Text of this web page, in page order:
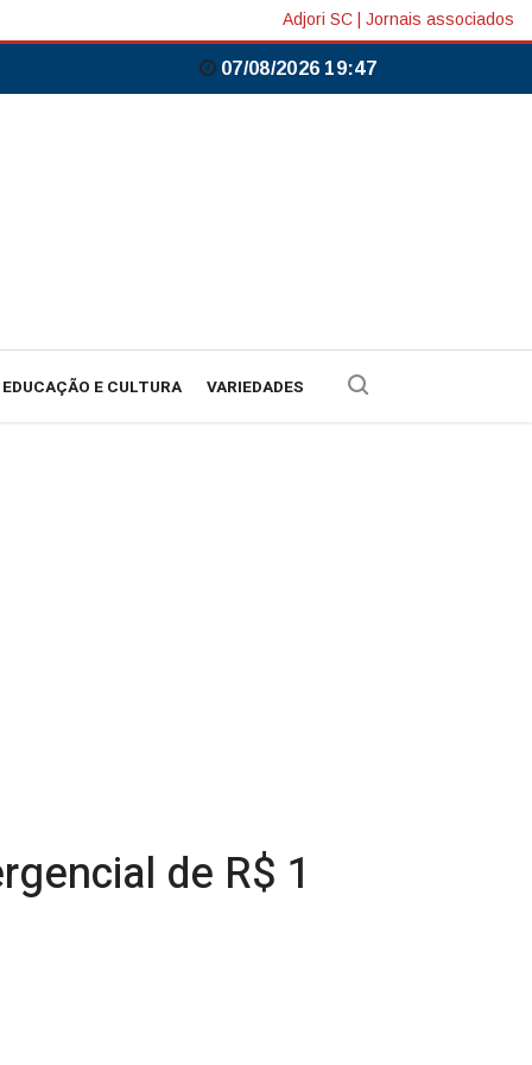
Adjori SC Jornais associados
07/08/2026 19:47
EDUCAÇÃO E CULTURA VARIEDADES
de R$ 1